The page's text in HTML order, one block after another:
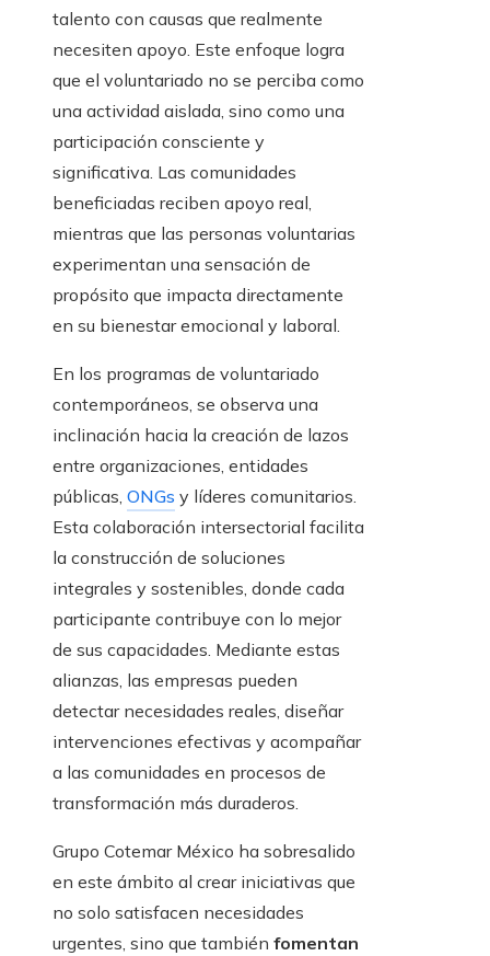
talento con causas que realmente
necesiten apoyo. Este enfoque logra
que el voluntariado no se perciba como
una actividad aislada, sino como una
participación consciente y
significativa. Las comunidades
beneficiadas reciben apoyo real,
mientras que las personas voluntarias
experimentan una sensación de
propósito que impacta directamente
en su bienestar emocional y laboral.
En los programas de voluntariado
contemporáneos, se observa una
inclinación hacia la creación de lazos
entre organizaciones, entidades
públicas, ONGs y líderes comunitarios.
Esta colaboración intersectorial facilita
la construcción de soluciones
integrales y sostenibles, donde cada
participante contribuye con lo mejor
de sus capacidades. Mediante estas
alianzas, las empresas pueden
detectar necesidades reales, diseñar
intervenciones efectivas y acompañar
a las comunidades en procesos de
transformación más duraderos.
Grupo Cotemar México ha sobresalido
en este ámbito al crear iniciativas que
no solo satisfacen necesidades
urgentes, sino que también fomentan